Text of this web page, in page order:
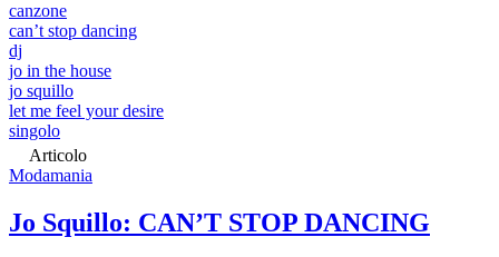
canzone
canʼt stop dancing
dj
jo in the house
jo squillo
let me feel your desire
singolo
Articolo
Modamania
Jo Squillo: CANʼT STOP DANCING